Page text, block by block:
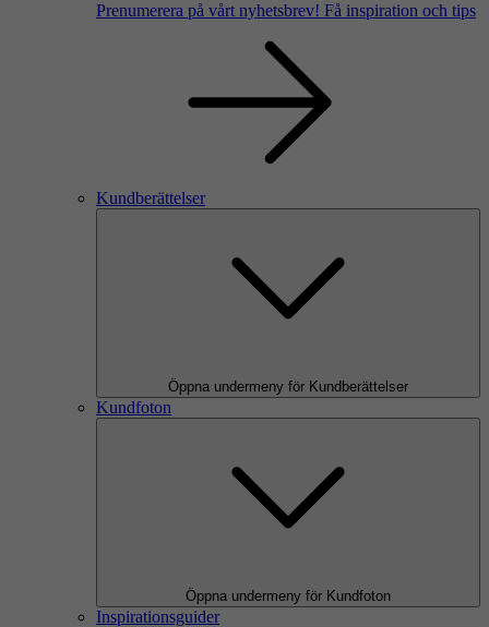
Prenumerera på vårt nyhetsbrev! Få inspiration och tips
Kundberättelser
Öppna undermeny för Kundberättelser
Kundfoton
Öppna undermeny för Kundfoton
Inspirationsguider